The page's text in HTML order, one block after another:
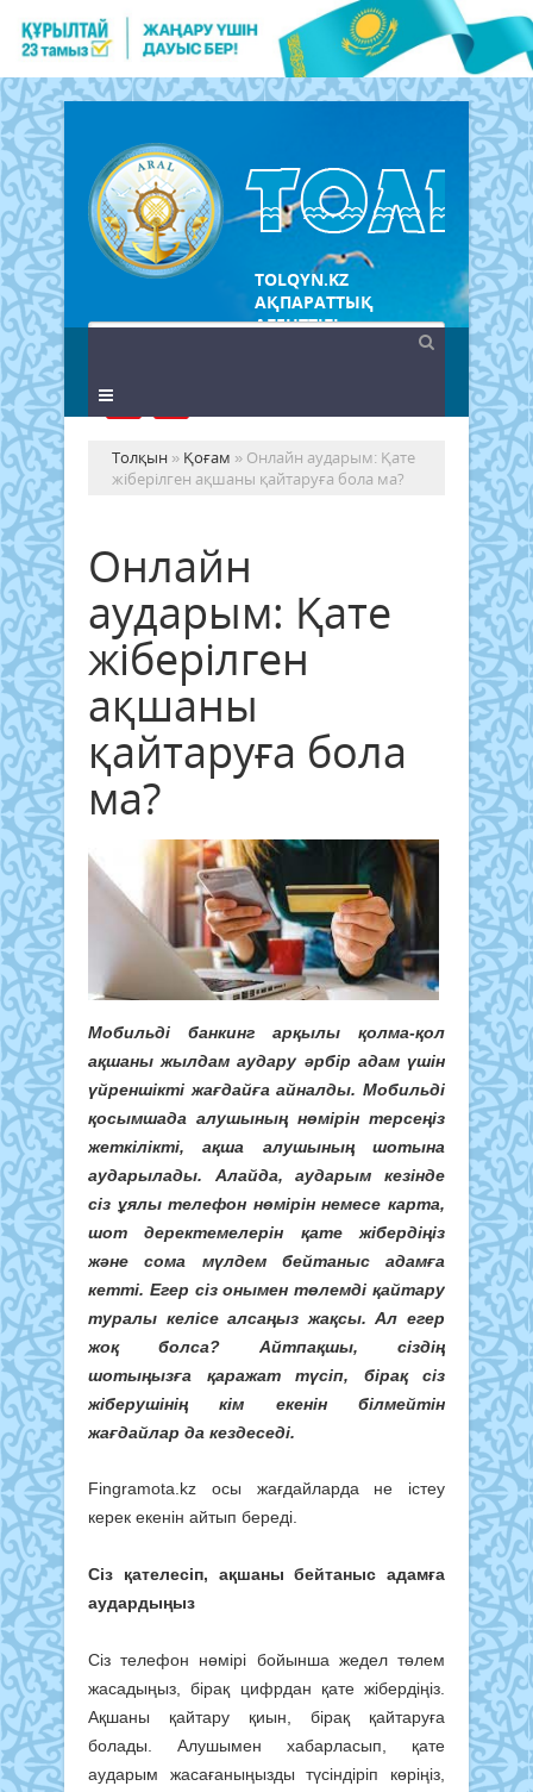
TOLQYN.KZ
АҚПАРАТТЫҚ
АГЕНТТІГІ
Толқын » Қоғам » Онлайн аударым: Қате
жіберілген ақшаны қайтаруға бола ма?
Онлайн
аударым: Қате
жіберілген
ақшаны
қайтаруға бола
ма?
Мобильді банкинг арқылы қолма-қол
ақшаны жылдам аудару әрбір адам үшін
үйреншікті жағдайға айналды. Мобильді
қосымшада алушының нөмірін терсеңіз
жеткілікті, ақша алушының шотына
аударылады. Алайда, аударым кезінде
сіз ұялы телефон нөмірін немесе карта,
шот деректемелерін қате жібердіңіз
және сома мүлдем бейтаныс адамға
кетті. Егер сіз онымен төлемді қайтару
туралы келісе алсаңыз жақсы. Ал егер
жоқ болса? Айтпақшы, сіздің
шотыңызға қаражат түсіп, бірақ сіз
жіберушінің кім екенін білмейтін
жағдайлар да кездеседі.
Fingramota.kz осы жағдайларда не істеу
керек екенін айтып береді.
Сіз қателесіп, ақшаны бейтаныс адамға
аудардыңыз
Сіз телефон нөмірі бойынша жедел төлем
жасадыңыз, бірақ цифрдан қате жібердіңіз.
Ақшаны қайтару қиын, бірақ қайтаруға
болады. Алушымен хабарласып, қате
аударым жасағаныңызды түсіндіріп көріңіз,